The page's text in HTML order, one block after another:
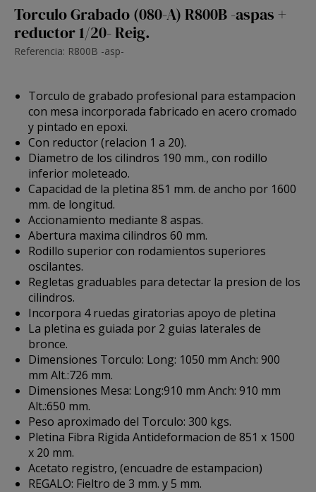
Torculo Grabado (080-A) R800B -aspas +
reductor 1/20- Reig.
Referencia: R800B -asp-
Torculo de grabado profesional para estampacion
con mesa incorporada fabricado en acero cromado
y pintado en epoxi.
Con reductor (relacion 1 a 20).
Diametro de los cilindros 190 mm., con rodillo
inferior moleteado.
Capacidad de la pletina 851 mm. de ancho por 1600
mm. de longitud.
Accionamiento mediante 8 aspas.
Abertura maxima cilindros 60 mm.
Rodillo superior con rodamientos superiores
oscilantes.
Regletas graduables para detectar la presion de los
cilindros.
Incorpora 4 ruedas giratorias apoyo de pletina
La pletina es guiada por 2 guias laterales de
bronce.
Dimensiones Torculo: Long: 1050 mm Anch: 900
mm Alt.:726 mm.
Dimensiones Mesa: Long:910 mm Anch: 910 mm
Alt.:650 mm.
Peso aproximado del Torculo: 300 kgs.
Pletina Fibra Rigida Antideformacion de 851 x 1500
x 20 mm.
Acetato registro, (encuadre de estampacion)
REGALO: Fieltro de 3 mm. y 5 mm.